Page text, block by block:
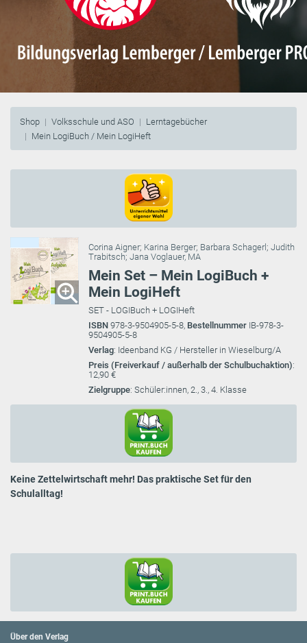
Shop Volksschule und ASO
Lerntagebücher
Mein LogiBuch / Mein LogiHeft
Corina Aigner; Karina Berger; Barbara Schagerl; Judith
Trabitsch; Jana Voglauer, MA
Mein Set – Mein LogiBuch +
Mein LogiHeft
SET - LOGIBuch + LOGIHeft
ISBN 978-3-9504905-5-8, Bestellnummer IB-978-3-
9504905-5-8
Verlag: Ideenband KG / Hersteller in Wieselburg/A
Preis (Freiverkauf / außerhalb der Schulbuchaktion):
12,90 €
Zielgruppe: Schüler:innen, 2., 3., 4. Klasse
Keine Zettelwirtschaft mehr! Das praktische Set für den
Schulalltag!
Über den Verlag